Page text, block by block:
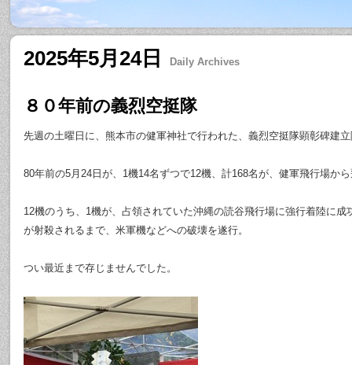
2025年5月24日 Daily Archives
８０年前の義烈空挺隊
先週の土曜日に、熊本市の健軍神社で行われた、義烈空挺隊顕彰碑建
80年前の5月24日が、1機14名ずつで12機、計168名が、健軍飛行場か
12機のうち、1機が、占領されていた沖縄の読谷飛行場に強行着陸に成
が射殺されるまで、米軍機などへの破壊を遂行。
つい最近まで存じませんでした。